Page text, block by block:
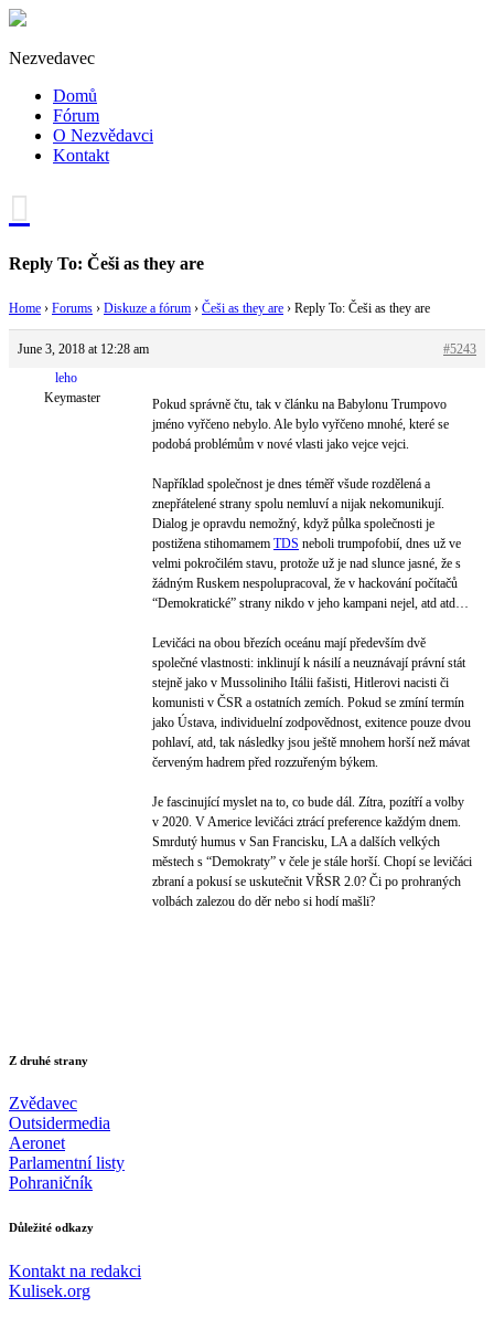
Nezvedavec
Domů
Fórum
O Nezvědavci
Kontakt
Reply To: Češi as they are
Home › Forums › Diskuze a fórum › Češi as they are › Reply To: Češi as they are
June 3, 2018 at 12:28 am
#5243
leho
Keymaster
Pokud správně čtu, tak v článku na Babylonu Trumpovo
jméno vyřčeno nebylo. Ale bylo vyřčeno mnohé, které se
podobá problémům v nové vlasti jako vejce vejci.
Například společnost je dnes téměř všude rozdělená a
znepřátelené strany spolu nemluví a nijak nekomunikují.
Dialog je opravdu nemožný, když půlka společnosti je
postižena stihomamem TDS neboli trumpofobií, dnes už ve
velmi pokročilém stavu, protože už je nad slunce jasné, že s
žádným Ruskem nespolupracoval, že v hackování počítačů
“Demokratické” strany nikdo v jeho kampani nejel, atd atd…
Levičáci na obou březích oceánu mají především dvě
společné vlastnosti: inklinují k násilí a neuznávají právní stát
stejně jako v Mussoliniho Itálii fašisti, Hitlerovi nacisti či
komunisti v ČSR a ostatních zemích. Pokud se zmíní termín
jako Ústava, individuelní zodpovědnost, exitence pouze dvou
pohlaví, atd, tak následky jsou ještě mnohem horší než mávat
červeným hadrem před rozzuřeným býkem.
Je fascinující myslet na to, co bude dál. Zítra, pozítří a volby
v 2020. V Americe levičáci ztrácí preference každým dnem.
Smrdutý humus v San Francisku, LA a dalších velkých
městech s “Demokraty” v čele je stále horší. Chopí se levičáci
zbraní a pokusí se uskutečnit VŘSR 2.0? Či po prohraných
volbách zalezou do děr nebo si hodí mašli?
Z druhé strany
Zvědavec
Outsidermedia
Aeronet
Parlamentní listy
Pohraničník
Důležité odkazy
Kontakt na redakci
Kulisek.org